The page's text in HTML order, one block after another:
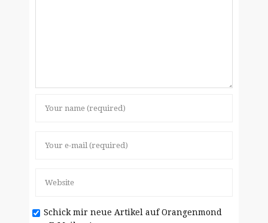
Schick mir neue Artikel auf Orangenmond